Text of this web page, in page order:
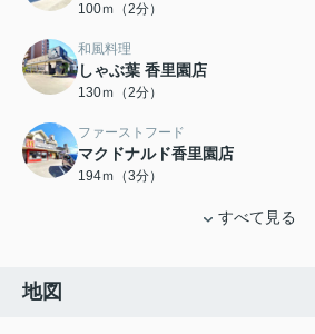
100ｍ（2分）
和風料理
しゃぶ葉 香里園店
130ｍ（2分）
ファーストフード
マクドナルド香里園店
194ｍ（3分）
すべて見る
地図